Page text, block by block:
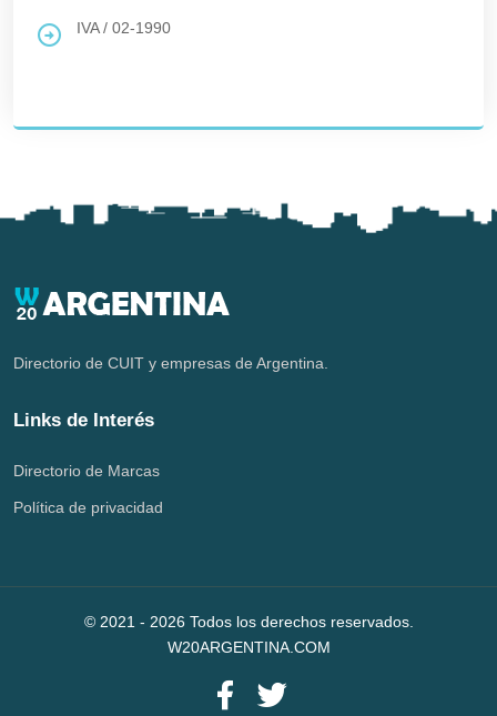
IVA/ 02-1990
Directorio de CUIT y empresas de Argentina.
Links de Interés
Directorio de Marcas
Política de privacidad
© 2021 - 2026 Todos los derechos reservados.
W20ARGENTINA.COM